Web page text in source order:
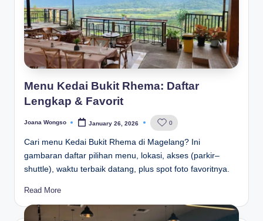
Menu Kedai Bukit Rhema: Daftar
Lengkap & Favorit
Posted
Joana Wongso January 26, 2026 0
Cari menu Kedai Bukit Rhema di Magelang? Ini
gambaran daftar pilihan menu, lokasi, akses (parkir–
shuttle), waktu terbaik datang, plus spot foto favoritnya.
Read More